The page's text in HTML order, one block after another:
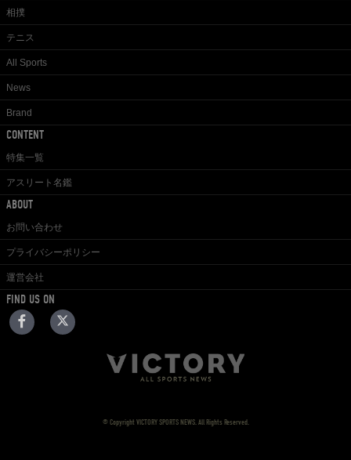
相撲
テニス
All Sports
News
Brand
CONTENT
特集一覧
アスリート名鑑
ABOUT
お問い合わせ
プライバシーポリシー
運営会社
FIND US ON
© Copyright VICTORY SPORTS NEWS. All Rights Reserved.